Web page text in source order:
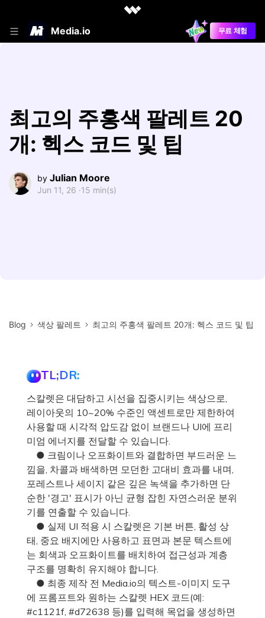
Media.io 무료 체험
최고의 주홍색 팔레트 20
개: 헥스 코드 및 팁
by Julian Moore
Jun 11, 26 ·15 min(s)
Blog 색상 팔레트 최고의 주홍색 팔레트 20개: 헥스 코드 및 팁
TL;DR:
스칼렛은 대담하고 시선을 집중시키는 색상으로,
레이아웃의 10~20% 수준인 액센트로만 제한하여
사용할 때 시각적 압도감 없이 브랜드나 UI에 프리
미엄 에너지를 전달할 수 있습니다.
● 크림이나 오프화이트와 결합하면 부드러운 느
낌을, 차콜과 배색하면 모던한 고대비 효과를 내며,
포레스트나 세이지 같은 깊은 녹색을 추가하면 단
순한 '경고' 표시가 아닌 균형 잡힌 자연스러운 분위
기를 연출할 수 있습니다.
● 실제 UI 적용 시 스칼렛은 기본 버튼, 활성 상
태, 중요 배지에만 사용하고 표면과 본문 텍스트에
는 회색과 오프화이트를 배치하여 접근성과 계층
구조를 명확히 유지해야 합니다.
● 최종 제작 전 Media.io의 텍스트-이미지 도구
에 프롬프트와 원하는 스칼렛 HEX 코드(예:
#c1121f, #d72638 등)를 입력해 목업을 생성하면